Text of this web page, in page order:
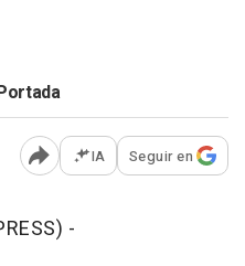
Abrir opciones para
IA Seguir en
-